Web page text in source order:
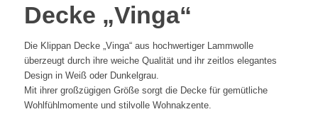
Decke „Vinga“
Die Klippan Decke „Vinga“ aus hochwertiger Lammwolle
überzeugt durch ihre weiche Qualität und ihr zeitlos elegantes
Design in Weiß oder Dunkelgrau.
Mit ihrer großzügigen Größe sorgt die Decke für gemütliche
Wohlfühlmomente und stilvolle Wohnakzente.